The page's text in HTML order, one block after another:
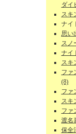
ダイ
スキ
ナイ
思い
スノ
ナイ
スキ
ファ
(8)
ファ
スキ
ファ
渡名
保全